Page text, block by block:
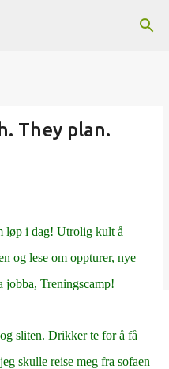
They plan.
løp i dag! Utrolig kult å
og lese om oppturer, nye
jobba, Treningscamp!
sliten. Drikker te for å få
skulle reise meg fra sofaen